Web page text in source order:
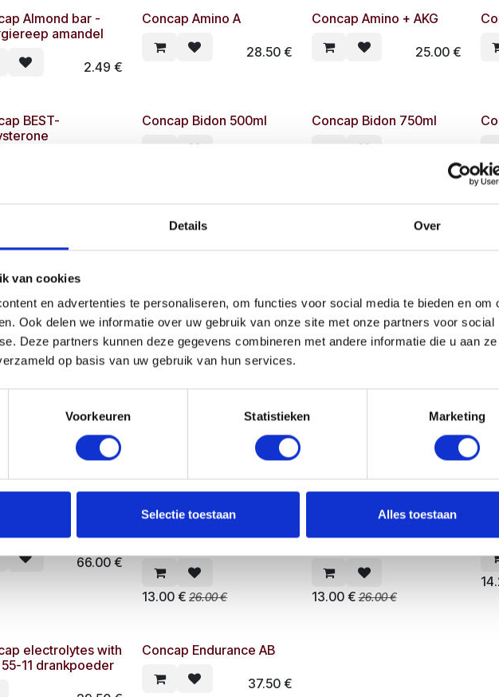
Details Over
van cookies
en advertenties te personaliseren, om functies voor social media te bieden en om
Ook delen we informatie over uw gebruik van onze site met onze partners voor social
Deze partners kunnen deze gegevens combineren met andere informatie die u aan
op basis van uw gebruik van hun services.
Voorkeuren Statistieken Marketing
Selectie toestaan Alles toestaan
Almond bar -
amandel
2.49 €
Concap Amino A
28.50€
Concap Amino + AKG
25.00€
BEST-
Concap Bidon 500ml Concap Bidon 750ml
Boost 2.0 Concap Boost 4-A Concap Boost 4-O
combisuit
85.00€
Concap Créatine
23.00€
Concap cycling bib
27.00 €
cycling Jersey
60.00€
Concap cycling Jersey
49.00€
Concap cycling Jersey
54.00€
bib
cycling pants
66.00 €
Concap Doy Pack
13.00 € 26.00€
Concap Doy pack
13.00€ 26.00€
electrolytes with
55-11 drankpoeder
Concap Endurance AB
37.50€